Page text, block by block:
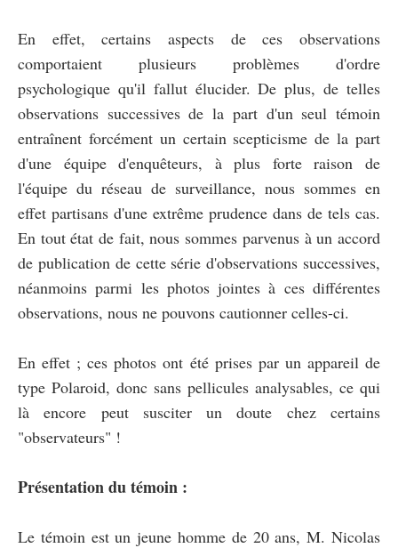
En effet, certains aspects de ces observations
comportaient plusieurs problèmes d'ordre
psychologique qu'il fallut élucider. De plus, de telles
observations successives de la part d'un seul témoin
entraînent forcément un certain scepticisme de la part
d'une équipe d'enquêteurs, à plus forte raison de
l'équipe du réseau de surveillance, nous sommes en
effet partisans d'une extrême prudence dans de tels cas.
En tout état de fait, nous sommes parvenus à un accord
de publication de cette série d'observations successives,
néanmoins parmi les photos jointes à ces différentes
observations, nous ne pouvons cautionner celles-ci.
En effet ; ces photos ont été prises par un appareil de
type Polaroid, donc sans pellicules analysables, ce qui
là encore peut susciter un doute chez certains
"observateurs" !
Présentation du témoin :
Le témoin est un jeune homme de 20 ans, M. Nicolas